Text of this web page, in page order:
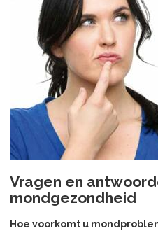
Vragen en
mondgezondheid
Hoe voorkomt u